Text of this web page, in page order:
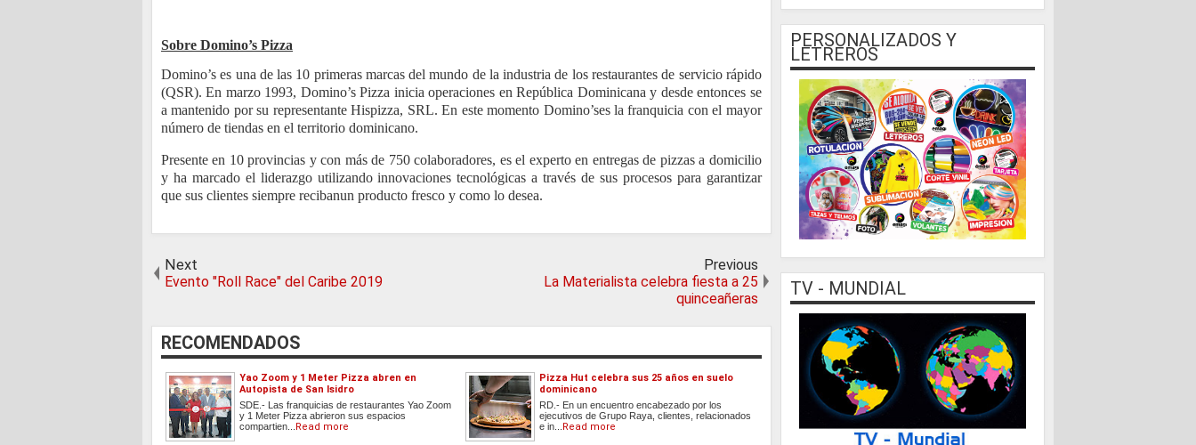
Sobre Domino’s Pizza
Domino’s es una de las 10 primeras marcas del mundo de la industria de los restaurantes de servicio rápido
(QSR). En marzo 1993, Domino’s Pizza inicia operaciones en República Dominicana y desde entonces se
a mantenido por su representante Hispizza, SRL. En este momento Domino’ses la franquicia con el mayor
número de tiendas en el territorio dominicano.
Presente en 10 provincias y con más de 750 colaboradores, es el experto en entregas de pizzas a domicilio
y ha marcado el liderazgo utilizando innovaciones tecnológicas a través de sus procesos para garantizar
que sus clientes siempre recibanun producto fresco y como lo desea.
Next
Evento "Roll Race" del Caribe 2019
Previous
La Materialista celebra fiesta a 25
quinceañeras
RECOMENDADOS
Yao Zoom y 1 Meter Pizza abren en
Autopista de San Isidro
SDE.- Las franquicias de restaurantes Yao Zoom
y 1 Meter Pizza abrieron sus espacios
compartien... Read more
Pizza Hut celebra sus 25 años en suelo
dominicano
RD.- En un encuentro encabezado por los
ejecutivos de Grupo Raya, clientes, relacionados
e in... Read more
PERSONALIZADOS Y
LETREROS
TV - MUNDIAL